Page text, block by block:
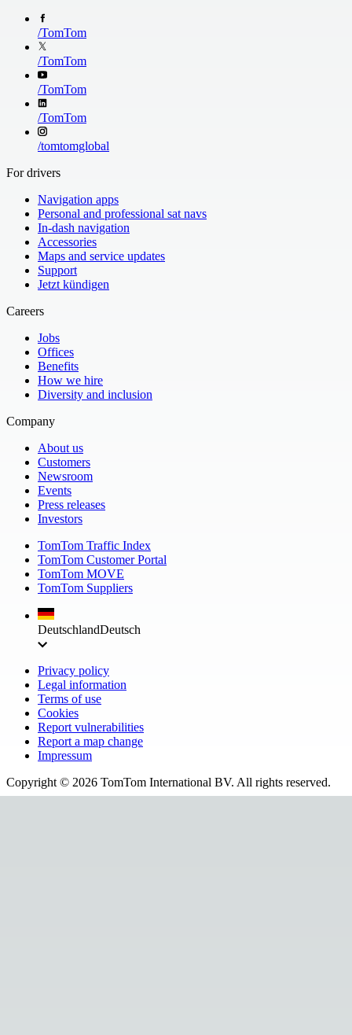
New Zealand
Portugal
Romania
Slovakia
South Africa
Switzerland
Sweden
United Kingdom
/TomTom
/TomTom
/TomTom
/TomTom
/tomtomglobal
For drivers
Navigation apps
Personal and professional sat navs
In-dash navigation
Accessories
Maps and service updates
Support
Jetzt kündigen
Careers
Jobs
Offices
Benefits
How we hire
Diversity and inclusion
Company
About us
Customers
Newsroom
Events
Press releases
Investors
TomTom Traffic Index
TomTom Customer Portal
TomTom MOVE
TomTom Suppliers
DeutschlandDeutsch
Privacy policy
Legal information
Terms of use
Cookies
Report vulnerabilities
Report a map change
Impressum
Copyright © 2026 TomTom International BV. All rights reserved.